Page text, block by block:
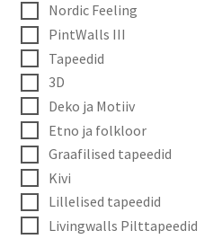
Nordic Feeling
PintWalls III
Tapeedid
3D
Deko ja Motiiv
Etno ja folkloor
Graafilised tapeedid
Kivi
Lillelised tapeedid
Livingwalls Pilttapeedid